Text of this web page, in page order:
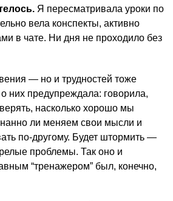
Я пересматривала уроки по
вела конспекты, активно
в чате. Ни дня не проходило без
— но и трудностей тоже
них предупреждала: говорила,
насколько хорошо мы
ли меняем свои мысли и
по-другому. Будет штормить —
проблемы. Так оно и
“тренажером” был, конечно,